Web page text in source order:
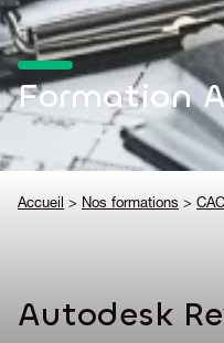
Formation
Accueil > Nos formations >
Autodesk